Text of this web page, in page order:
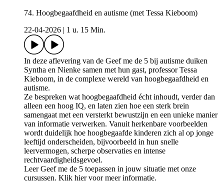
74. Hoogbegaafdheid en autisme (met Tessa Kieboom)
22-04-2026
1 u. 15 Min.
In deze aflevering van de Geef me de 5 bij autisme duiken
Syntha en Nienke samen met hun gast, professor Tessa
Kieboom, in de complexe wereld van hoogbegaafdheid en
autisme.
Ze bespreken wat hoogbegaafdheid écht inhoudt, verder dan
alleen een hoog IQ, en laten zien hoe een sterk brein
samengaat met een versterkt bewustzijn en een unieke manier
van informatie verwerken. Vanuit herkenbare voorbeelden
wordt duidelijk hoe hoogbegaafde kinderen zich al op jonge
leeftijd onderscheiden, bijvoorbeeld in hun snelle
leervermogen, scherpe observaties en intense
rechtvaardigheidsgevoel.
Leer Geef me de 5 toepassen in jouw situatie met onze
cursussen. ⁠⁠⁠Klik ⁠hier⁠⁠⁠⁠ voor meer informatie.